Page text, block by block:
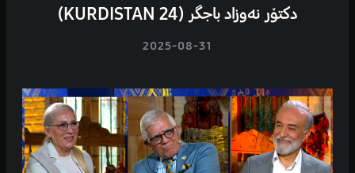
دکتۆر نەوزاد باجگر (KURDISTAN 24)
2025-08-31